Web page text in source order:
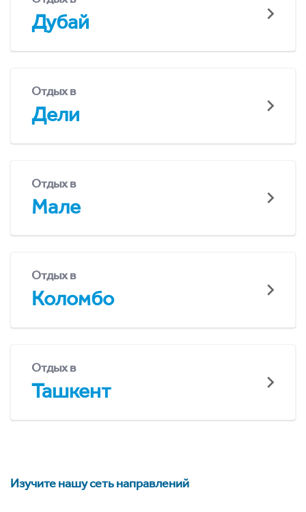
Дубай
Отдых в
Дели
Отдых в
Мале
Отдых в
Коломбо
Отдых в
Ташкент
Изучите нашу сеть направлений